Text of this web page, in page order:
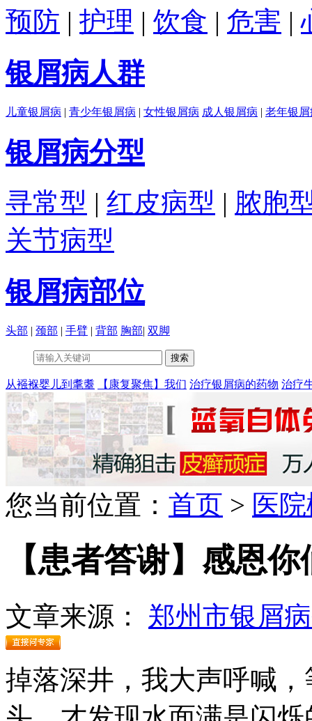
预防 | 护理 | 饮食 | 危害 |
银屑病人群
儿童银屑病 | 青少年银屑病 | 女性银屑病 成人银屑病 | 老年银屑
银屑病分型
寻常型 | 红皮病型 | 脓胞
关节病型
银屑病部位
头部 | 颈部 | 手臂 | 背部 胸部| 双脚
从襁褓婴儿到耄耋 【康复聚焦】我们 治疗银屑病的药物 治疗
您当前位置： 首页 > 医
【患者答谢】感恩
文章来源： 郑州市银屑
掉落深井，我大声呼喊